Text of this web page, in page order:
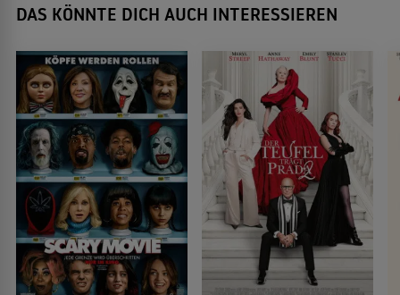
DAS KÖNNTE DICH AUCH INTERESSIEREN